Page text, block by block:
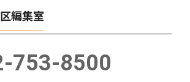
編集室
753-8500